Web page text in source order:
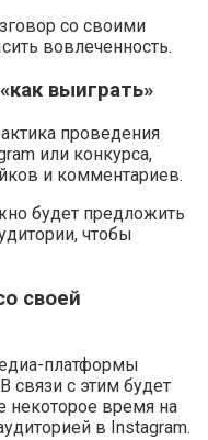
со своими
вовлеченность.
выиграть»
проведения
или конкурса,
и комментариев.
будет предложить
чтобы
своей
платформы
связи с этим будет
некоторое время на
в Instagram.